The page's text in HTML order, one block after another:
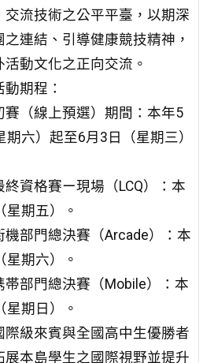
交流技術之公平平臺，以期深
連結、引導健康競技精神，
活動文化之正向交流。
期程：
賽（線上預選）期間：本年5
期六）起至6月3日（星期三）
終資格賽ー現場（LCQ）：本
星期五）。
機部門總決賽（Arcade）：本
星期六）。
帯部門總決賽（Mobile）：本
星期日）。
際級來賓與全國高中生優勝者
展本島學生之國際視野並提升